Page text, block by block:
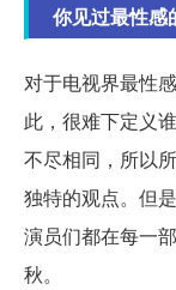
你见过最性感
对于电视界最性
此，很难下定义
不尽相同，所以
独特的观点。但
演员们都在每一
秋。